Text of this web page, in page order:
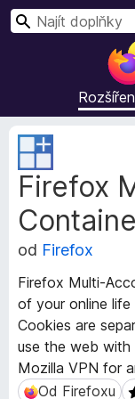
H
Firefox
od Firefox
Firefox Multi-
of your online
Cookies are
use the web with
Mozilla VPN for
Od Firefoxu
Od Firefoxu
M
t
a
d
a
t
a
r
o
z
š
í
ř